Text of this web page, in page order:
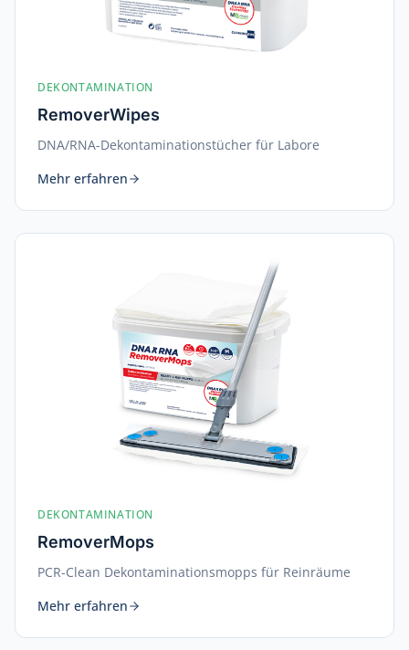
DEKONTAMINATION
RemoverWipes
DNA/RNA-Dekontaminationstücher für Labore
Mehr erfahren
DEKONTAMINATION
RemoverMops
PCR-Clean Dekontaminationsmopps für Reinräume
Mehr erfahren